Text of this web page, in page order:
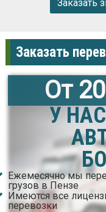
Заказать
Заказать
От
У
Ежемесячно мы
грузов в Пензе
Имеются все
перевозки